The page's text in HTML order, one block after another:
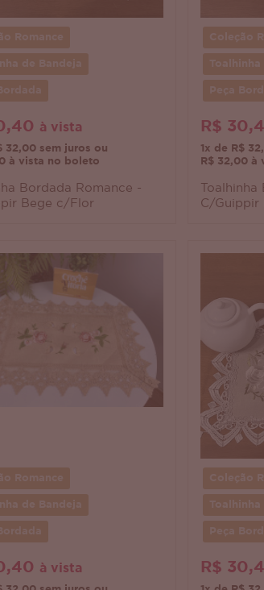
à vista
32,00 sem juros ou
à vista no boleto
Bordada Romance -
Bege c/Flor
R$
1x de R$
R$ 32,00 à
C/Guippir
à vista R$